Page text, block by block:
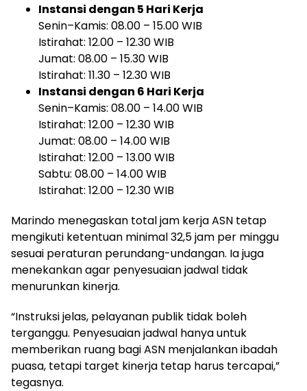
Instansi dengan 5 Hari Kerja
Senin–Kamis: 08.00 – 15.00 WIB
Istirahat: 12.00 – 12.30 WIB
Jumat: 08.00 – 15.30 WIB
Istirahat: 11.30 – 12.30 WIB
Instansi dengan 6 Hari Kerja
Senin–Kamis: 08.00 – 14.00 WIB
Istirahat: 12.00 – 12.30 WIB
Jumat: 08.00 – 14.00 WIB
Istirahat: 12.00 – 13.00 WIB
Sabtu: 08.00 – 14.00 WIB
Istirahat: 12.00 – 12.30 WIB
Marindo menegaskan total jam kerja ASN tetap
mengikuti ketentuan minimal 32,5 jam per minggu
sesuai peraturan perundang-undangan. Ia juga
menekankan agar penyesuaian jadwal tidak
menurunkan kinerja.
“Instruksi jelas, pelayanan publik tidak boleh
terganggu. Penyesuaian jadwal hanya untuk
memberikan ruang bagi ASN menjalankan ibadah
puasa, tetapi target kinerja tetap harus tercapai,”
tegasnya.